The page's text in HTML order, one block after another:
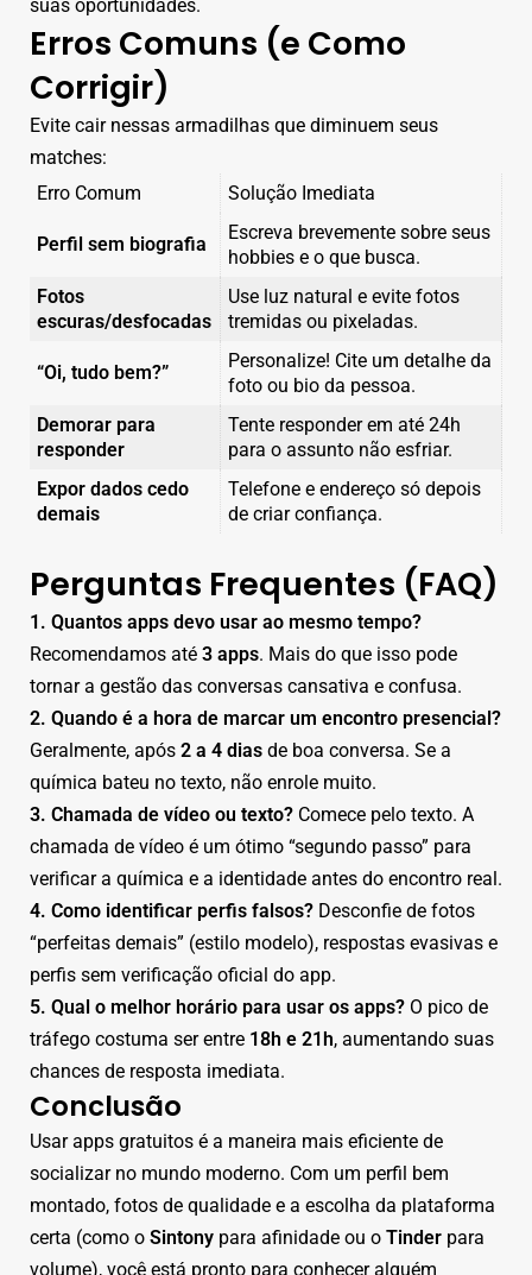
suas oportunidades.
Erros Comuns (e Como
Corrigir)
Evite cair nessas armadilhas que diminuem seus
matches:
Erro Comum
Solução Imediata
Perfil sem biografia
Escreva brevemente sobre seus
hobbies e o que busca.
Fotos
escuras/desfocadas
Use luz natural e evite fotos
tremidas ou pixeladas.
“Oi, tudo bem?”
Personalize! Cite um detalhe da
foto ou bio da pessoa.
Demorar para
responder
Tente responder em até 24h
para o assunto não esfriar.
Expor dados cedo
demais
Telefone e endereço só depois
de criar confiança.
Perguntas Frequentes (FAQ)
1. Quantos apps devo usar ao mesmo tempo?
Recomendamos até 3 apps. Mais do que isso pode
tornar a gestão das conversas cansativa e confusa.
2. Quando é a hora de marcar um encontro presencial?
Geralmente, após 2 a 4 dias de boa conversa. Se a
química bateu no texto, não enrole muito.
3. Chamada de vídeo ou texto? Comece pelo texto. A
chamada de vídeo é um ótimo “segundo passo” para
verificar a química e a identidade antes do encontro real.
4. Como identificar perfis falsos? Desconfie de fotos
“perfeitas demais” (estilo modelo), respostas evasivas e
perfis sem verificação oficial do app.
5. Qual o melhor horário para usar os apps? O pico de
tráfego costuma ser entre 18h e 21h, aumentando suas
chances de resposta imediata.
Conclusão
Usar apps gratuitos é a maneira mais eficiente de
socializar no mundo moderno. Com um perfil bem
montado, fotos de qualidade e a escolha da plataforma
certa (como o Sintony para afinidade ou o Tinder para
volume), você está pronto para conhecer alguém